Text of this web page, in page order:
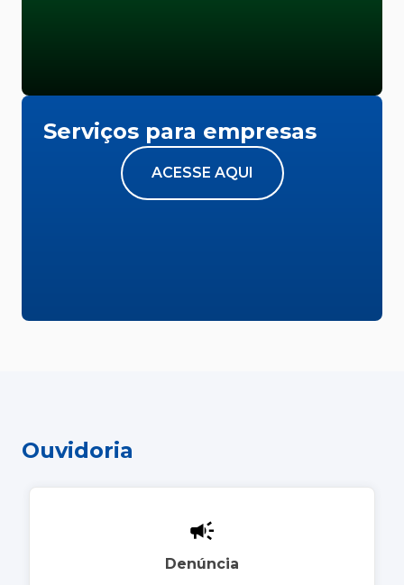
Serviços para empresas
ACESSE AQUI
Ouvidoria
Denúncia